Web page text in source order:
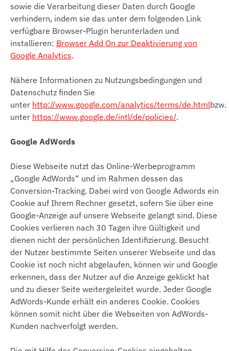
sowie die Verarbeitung dieser Daten durch Google
verhindern, indem sie das unter dem folgenden Link
verfügbare Browser-Plugin herunterladen und
installieren: Browser Add On zur Deaktivierung von
Google Analytics.
Nähere Informationen zu Nutzungsbedingungen und
Datenschutz finden Sie
unter http://www.google.com/analytics/terms/de.htmlbzw.
unter https://www.google.de/intl/de/policies/.
Google AdWords
Diese Webseite nutzt das Online-Werbeprogramm
„Google AdWords“ und im Rahmen dessen das
Conversion-Tracking. Dabei wird von Google Adwords ein
Cookie auf Ihrem Rechner gesetzt, sofern Sie über eine
Google-Anzeige auf unsere Webseite gelangt sind. Diese
Cookies verlieren nach 30 Tagen ihre Gültigkeit und
dienen nicht der persönlichen Identifizierung. Besucht
der Nutzer bestimmte Seiten unserer Webseite und das
Cookie ist noch nicht abgelaufen, können wir und Google
erkennen, dass der Nutzer auf die Anzeige geklickt hat
und zu dieser Seite weitergeleitet wurde. Jeder Google
AdWords-Kunde erhält ein anderes Cookie. Cookies
können somit nicht über die Webseiten von AdWords-
Kunden nachverfolgt werden.